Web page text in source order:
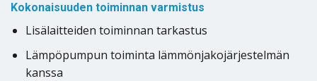
Kokonaisuuden toiminnan varmistus
Lisälaitteiden toiminnan tarkastus
Lämpöpumpun toiminta lämmönjakojärjestelmän
kanssa